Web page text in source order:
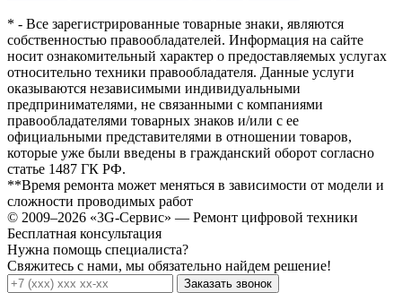
* - Все зарегистрированные товарные знаки, являются
собственностью правообладателей. Информация на сайте
носит ознакомительный характер о предоставляемых услугах
относительно техники правообладателя. Данные услуги
оказываются независимыми индивидуальными
предпринимателями, не связанными с компаниями
правообладателями товарных знаков и/или с ее
официальными представителями в отношении товаров,
которые уже были введены в гражданский оборот согласно
статье 1487 ГК РФ.
**Время ремонта может меняться в зависимости от модели и
сложности проводимых работ
© 2009–2026 «3G-Сервис» — Ремонт цифровой техники
Бесплатная консультация
Нужна помощь специалиста?
Свяжитесь с нами, мы обязательно найдем решение!
Заказать звонок